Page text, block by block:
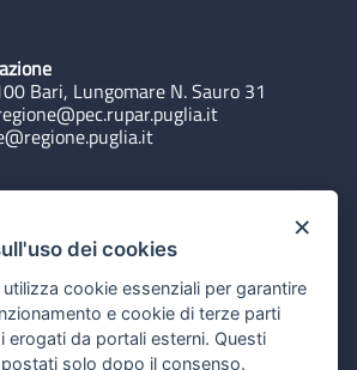
Bari, Lungomare N. Sauro 31
×
dei cookies
cookie essenziali per garantire
e cookie di terze parti
erogati da portali esterni. Questi
solo dopo il consenso.